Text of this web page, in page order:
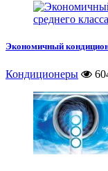
Экономичный
Кондиционеры